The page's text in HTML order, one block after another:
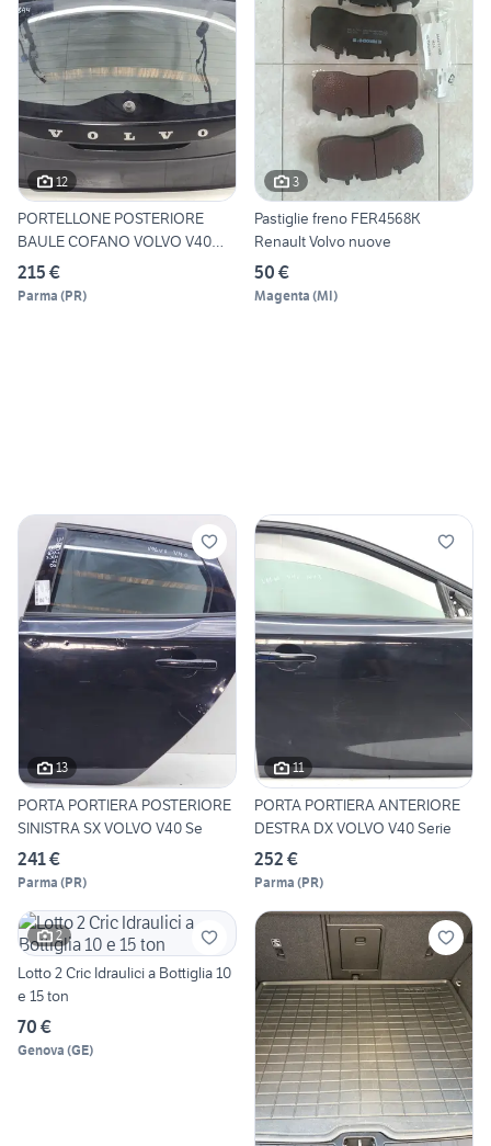
12
PORTELLONE POSTERIORE
BAULE COFANO VOLVO V40
Serie
215 €
Parma (PR)
3
Pastiglie freno FER4568K
Renault Volvo nuove
50 €
Magenta (MI)
13
PORTA PORTIERA POSTERIORE
SINISTRA SX VOLVO V40 Se
241 €
Parma (PR)
11
PORTA PORTIERA ANTERIORE
DESTRA DX VOLVO V40 Serie
252 €
Parma (PR)
2
Lotto 2 Cric Idraulici a Bottiglia 10
e 15 ton
70 €
Genova (GE)